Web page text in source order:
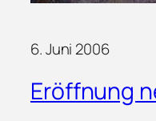
6. Juni 2006
Eröffnung